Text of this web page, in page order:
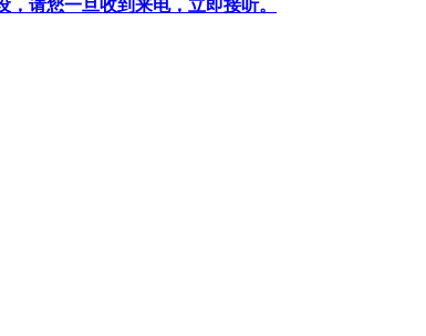
请您一旦收到来电，立即接听。